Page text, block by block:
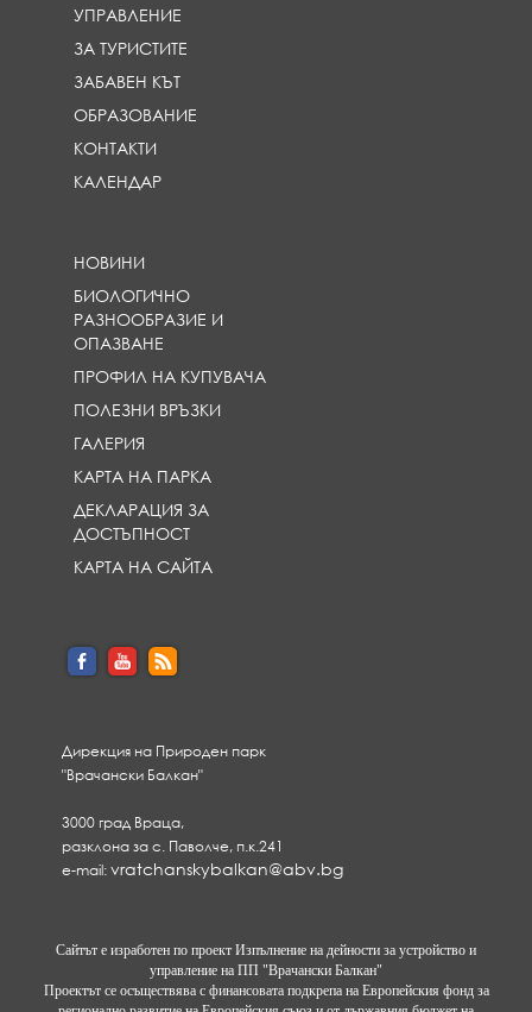
УПРАВЛЕНИЕ
ЗА ТУРИСТИТЕ
ЗАБАВЕН КЪТ
ОБРАЗОВАНИЕ
КОНТАКТИ
КАЛЕНДАР
НОВИНИ
БИОЛОГИЧНО
РАЗНООБРАЗИЕ И
ОПАЗВАНЕ
ПРОФИЛ НА КУПУВАЧА
ПОЛЕЗНИ ВРЪЗКИ
ГАЛЕРИЯ
КАРТА НА ПАРКА
ДЕКЛАРАЦИЯ ЗА
ДОСТЪПНОСТ
КАРТА НА САЙТА
Дирекция на Природен парк
"Врачански Балкан"
3000 град Враца,
разклона за с. Паволче, п.к.241
e-mail:vratchanskybalkan@abv.bg
Сайтът е изработен по проект Изпълнение на дейности за устройство и
управление на ПП "Врачански Балкан"
Проектът се осъществява с финансовата подкрепа на Европейския фонд за